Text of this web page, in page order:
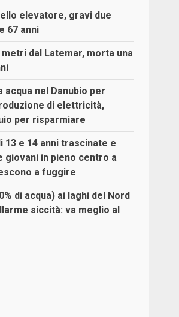
elevatore, gravi due
67 anni
dal Latemar, morta una
acqua nel Danubio per
di elettricità,
per risparmiare
13 e 14 anni trascinate e
giovani in pieno centro a
a fuggire
di acqua) ai laghi del Nord
siccità: va meglio al